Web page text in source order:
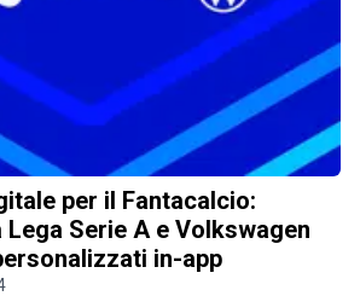
per il Fantacalcio:
Serie A e Volkswagen
in-app